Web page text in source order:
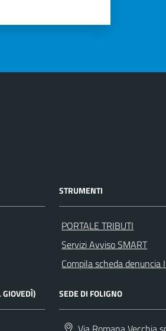
GIOVEDÌ)
STRUMENTI
PORTALE TRIBUTI
Servizi Avviso SMART
Compila scheda denuncia
SEDE DI FOLIGNO